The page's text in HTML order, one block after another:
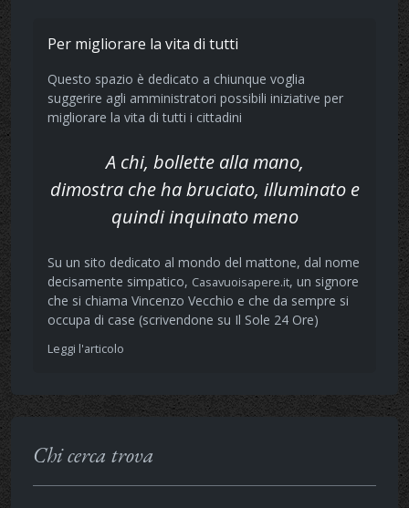
Per migliorare la vita di tutti
Questo spazio è dedicato a chiunque voglia
suggerire agli amministratori possibili iniziative per
migliorare la vita di tutti i cittadini
A chi, bollette alla mano,
dimostra che ha bruciato, illuminato e
quindi inquinato meno
Su un sito dedicato al mondo del mattone, dal nome
decisamente simpatico, Casavuoisapere.it, un signore
che si chiama Vincenzo Vecchio e che da sempre si
occupa di case (scrivendone su Il Sole 24 Ore)
Leggi l'articolo
Chi cerca trova